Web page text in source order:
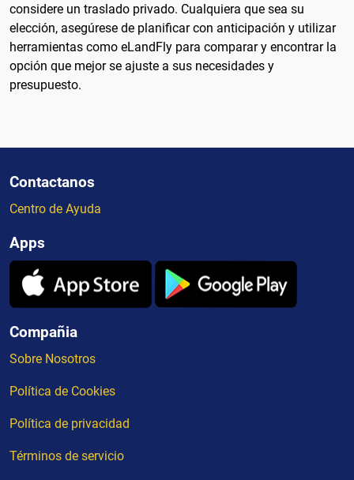
considere un traslado privado. Cualquiera que sea su
elección, asegúrese de planificar con anticipación y utilizar
herramientas como eLandFly para comparar y encontrar la
opción que mejor se ajuste a sus necesidades y
presupuesto.
Contactanos
Centro de Ayuda
Apps
Compañia
Sobre Nosotros
Política de Cookies
Política de privacidad
Términos de servicio